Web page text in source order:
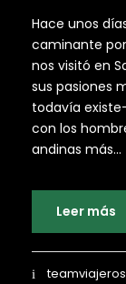
Hace unos
caminante
nos visitó en
sus pasiones
todavía
con los
andinas más...
Leer más
teamviajeros